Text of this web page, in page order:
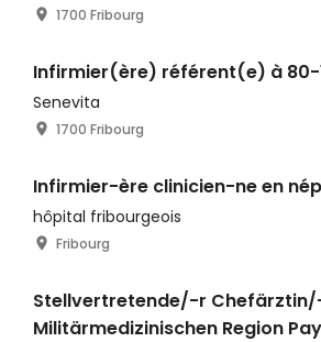
1700 Fribourg
Infirmier(ère) référent(e) à 80-
Senevita
1700 Fribourg
Infirmier-ère clinicien-ne en
hôpital fribourgeois
Fribourg
Stellvertretende/-r
Militärmedizinischen Region